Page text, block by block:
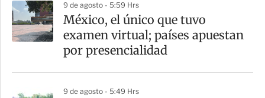
a
r
t
9 de agosto - 5:59 Hrs
México, el único que tuvo
examen virtual; países apuestan
por presencialidad
9 de agosto - 5:49 Hrs